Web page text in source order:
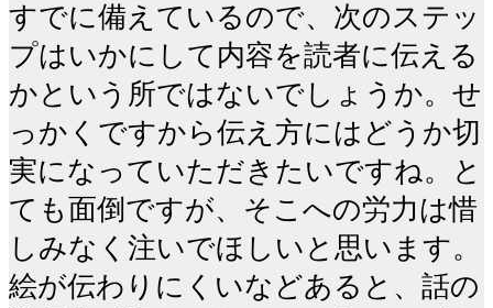
すでに備えているので、次のステッ
プはいかにして内容を読者に伝える
かという所ではないでしょうか。せ
っかくですから伝え方にはどうか切
実になっていただきたいですね。と
ても面倒ですが、そこへの労力は惜
しみなく注いでほしいと思います。
絵が伝わりにくいなどあると、話の